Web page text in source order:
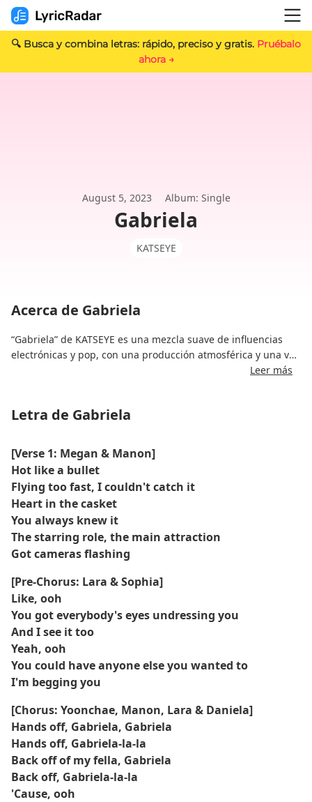
🔍 Busca y combina letras: rápido, preciso y gratis. Pruébalo
ahora →
August 5, 2023 Album: Single
Gabriela
KATSEYE
Acerca de Gabriela
“Gabriela” de KATSEYE es una mezcla suave de influencias
electrónicas y pop, con una producción atmosférica y una voz
envueltos en un paisaje sonoro moderno que cautiva a los
Leer más
Letra de Gabriela
[Verse 1: Megan & Manon]
Hot like a bullet
Flying too fast, I couldn't catch it
Heart in the casket
You always knew it
The starring role, the main attraction
Got cameras flashing
[Pre-Chorus: Lara & Sophia]
Like, ooh
You got everybody's eyes undressing you
And I see it too
Yeah, ooh
You could have anyone else you wanted to
I'm begging you
[Chorus: Yoonchae, Manon, Lara & Daniela]
Hands off, Gabriela, Gabriela
Hands off, Gabriela-la-la
Back off of my fella, Gabriela
Back off, Gabriela-la-la
'Cause, ooh